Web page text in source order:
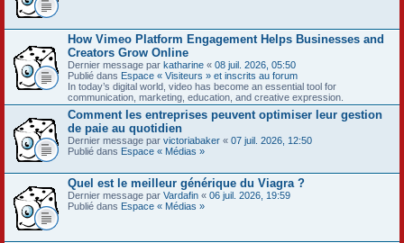
How Vimeo Platform Engagement Helps Businesses and
Creators Grow Online
Dernier message par katharine « 08 juil. 2026, 05:50
Publié dans Espace « Visiteurs » et inscrits au forum
In today’s digital world, video has become an essential tool for
communication, marketing, education, and creative expression.
Comment les entreprises peuvent optimiser leur gestion
de paie au quotidien
Dernier message par victoriabaker « 07 juil. 2026, 12:50
Publié dans Espace « Médias »
Quel est le meilleur générique du Viagra ?
Dernier message par Vardafin « 06 juil. 2026, 19:59
Publié dans Espace « Médias »